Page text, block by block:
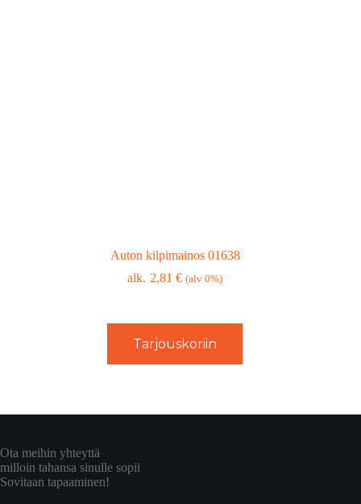
Auton kilpimainos 01638
2,81€ (alv 0%)
Tarjouskoriin
Ota meihin yhteyttä
milloin tahansa sinulle sopii
Sovitaan tapaaminen!